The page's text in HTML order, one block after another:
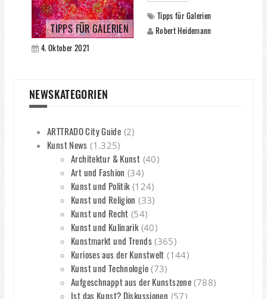
TIPPS FÜR GALERIEN
Tipps für Galerien
Robert Heidemann
4. Oktober 2021
NEWSKATEGORIEN
ARTTRADO City Guide (2)
Kunst News (1.325)
Architektur & Kunst (40)
Art und Fashion (34)
Kunst und Politik(124)
Kunst und Religion (33)
Kunst und Recht (54)
Kunst und Kulinarik(40)
Kunstmarkt und Trends(365)
Kurioses aus der Kunstwelt (144)
Kunst und Technologie(73)
Aufgeschnappt aus der Kunstszene (788)
Ist das Kunst? Diskussionen (57)